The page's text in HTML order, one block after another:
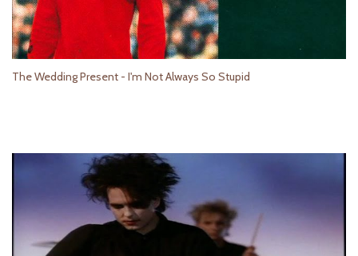
The Wedding Present - I'm Not Always So Stupid